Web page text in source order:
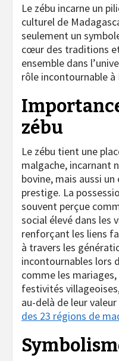
Le zébu incarne un
culturel de
seulement un
cœur des traditions
ensemble dans
rôle incontournable à
zébu
Le zébu tient une
malgache, incarnant
bovine, mais aussi
prestige. La
souvent perçue
social élevé dans les
renforçant les liens
à travers les
incontournables lors
comme les
festivités
au-delà de leur
des 23 régions de